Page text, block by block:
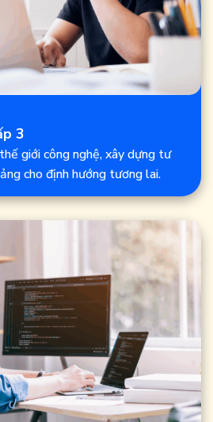
3
giới công nghệ, xây dựng tư
cho định hướng tương lai.